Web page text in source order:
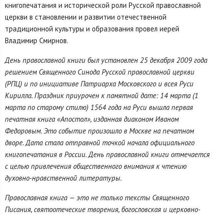
книгопечатания и исторической роли Русской православной
церкви в становлении и развитии отечественной
традиционной культуры и образования провел иерей
Владимир Смирнов.
День православной книги был установлен 25 декабря 2009 года
решением Священного Синода Русской православной церкви
(РПЦ) и по инициативе Патриарха Московского и всея Руси
Кирилла. Праздник приурочен к памятной дате: 14 марта (1
марта по старому стилю) 1564 года на Руси вышла первая
печатная книга «Апостол», изданная диаконом Иваном
Федоровым. Это событие произошло в Москве на печатном
дворе. Дата стала отправной точкой начала официального
книгопечатания в России. День православной книги отмечается
с целью привлечения общественного внимания к чтению
духовно-нравственной литературы.
Православная книга — это не только тексты Священного
Писания, святоотеческие творения, богословская и церковно-